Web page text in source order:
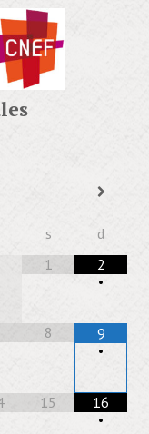
s
d
1
2
•
8
9
•
15
16
•